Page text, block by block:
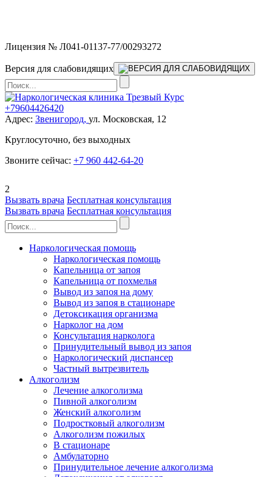
Лицензия № Л041-01137-77/00293272
Версия для слабовидящих
+79604426420
Адрес: Звенигород, ул. Московская, 12
Круглосуточно, без выходных
Звоните сейчас: +7 960 442-64-20
2
Вызвать врача Бесплатная консультация
Вызвать врача Бесплатная консультация
Наркологическая помощь
Наркологическая помощь
Капельница от запоя
Капельница от похмелья
Вывод из запоя на дому
Вывод из запоя в стационаре
Детоксикация организма
Нарколог на дом
Консультация нарколога
Принудительный вывод из запоя
Наркологический диспансер
Частный вытрезвитель
Алкоголизм
Лечение алкоголизма
Пивной алкоголизм
Женский алкоголизм
Подростковый алкоголизм
Алкоголизм пожилых
В стационаре
Амбулаторно
Принудительное лечение алкоголизма